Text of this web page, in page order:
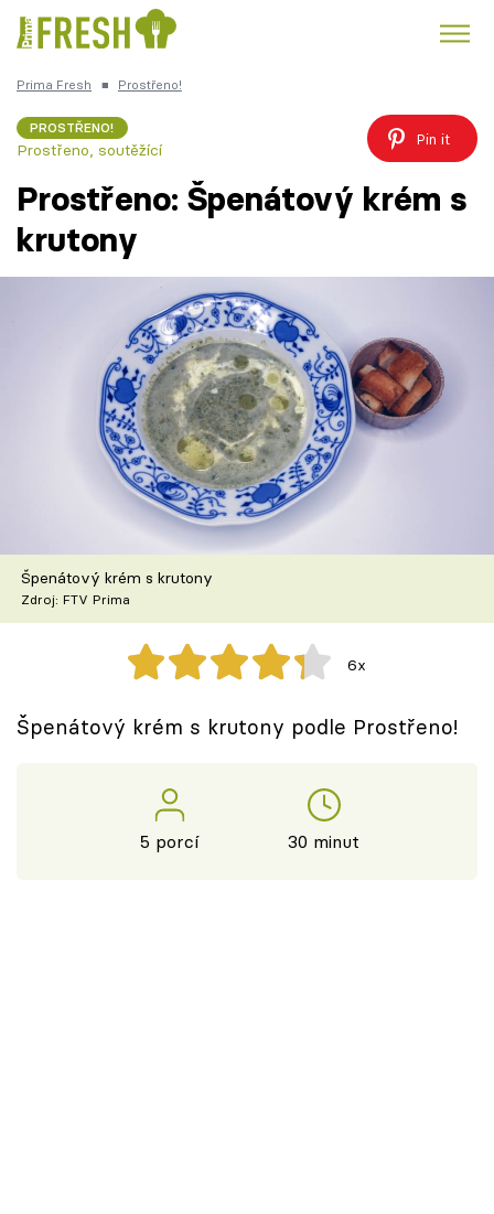
Česká kuchyně
Recepty
Články
TV Program
Škola vaření
Recepty z TV
Speciál: Cuketa
Těhotnej kuchař
Sledujte prima+
Prima Fresh ■ Prostřeno!
PROSTŘENO!
Prostřeno, soutěžící
Pin it
Prostřeno: Špenátový krém s
krutony
Špenátový krém s krutony
Zdroj: FTV Prima
6x
Špenátový krém s krutony podle Prostřeno!
5 porcí 30 minut